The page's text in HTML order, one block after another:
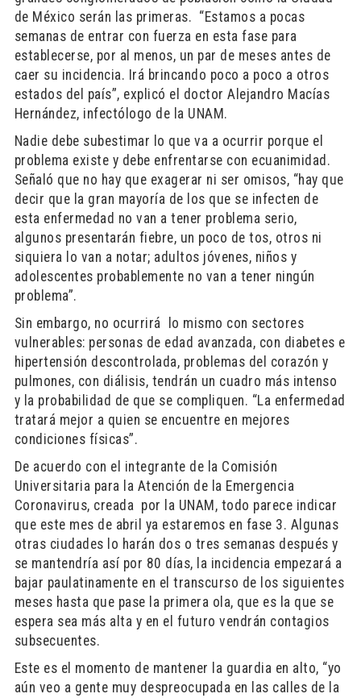
de México serán las primeras. “Estamos a pocas
semanas de entrar con fuerza en esta fase para
establecerse, por al menos, un par de meses antes de
caer su incidencia. Irá brincando poco a poco a otros
estados del país”, explicó el doctor Alejandro Macías
Hernández, infectólogo de la UNAM.
Nadie debe subestimar lo que va a ocurrir porque el
problema existe y debe enfrentarse con ecuanimidad.
Señaló que no hay que exagerar ni ser omisos, “hay que
decir que la gran mayoría de los que se infecten de
esta enfermedad no van a tener problema serio,
algunos presentarán fiebre, un poco de tos, otros ni
siquiera lo van a notar; adultos jóvenes, niños y
adolescentes probablemente no van a tener ningún
problema”.
Sin embargo, no ocurrirá lo mismo con sectores
vulnerables: personas de edad avanzada, con diabetes e
hipertensión descontrolada, problemas del corazón y
pulmones, con diálisis, tendrán un cuadro más intenso
y la probabilidad de que se compliquen. “La enfermedad
tratará mejor a quien se encuentre en mejores
condiciones físicas”.
De acuerdo con el integrante de la Comisión
Universitaria para la Atención de la Emergencia
Coronavirus, creada por la UNAM, todo parece indicar
que este mes de abril ya estaremos en fase 3. Algunas
otras ciudades lo harán dos o tres semanas después y
se mantendría así por 80 días, la incidencia empezará a
bajar paulatinamente en el transcurso de los siguientes
meses hasta que pase la primera ola, que es la que se
espera sea más alta y en el futuro vendrán contagios
subsecuentes.
Este es el momento de mantener la guardia en alto, “yo
aún veo a gente muy despreocupada en las calles de la